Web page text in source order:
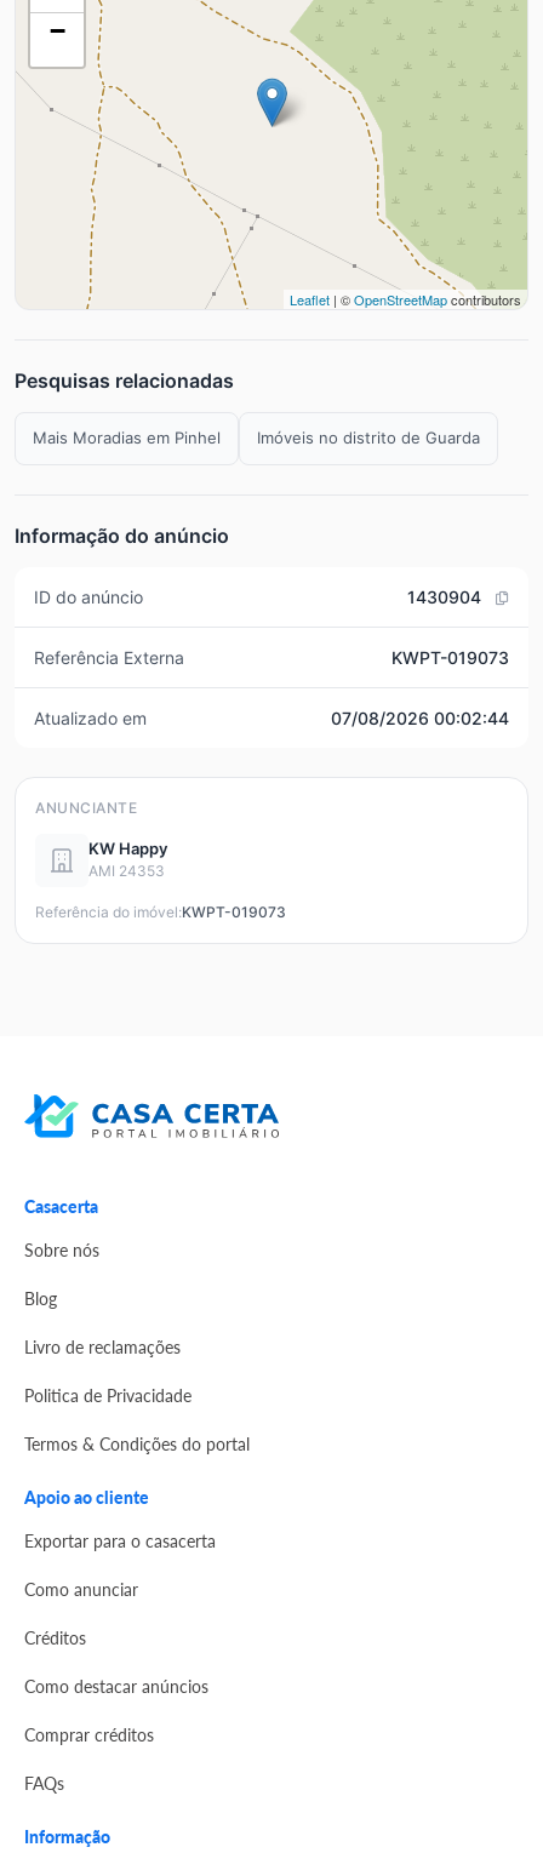
−
Leaflet | ©OpenStreetMapcontributors
Pesquisas relacionadas
Mais Moradias em Pinhel Imóveis no distrito de Guarda
Informação do anúncio
ID do anúncio 1430904
Referência Externa KWPT-019073
Atualizado em 07/08/2026 00:02:44
ANUNCIANTE
KW Happy
AMI 24353
Referência do imóvel:KWPT-019073
Casacerta
Sobre nós
Blog
Livro de reclamações
Politica de Privacidade
Termos & Condições do portal
Apoio ao cliente
Exportar para o casacerta
Como anunciar
Créditos
Como destacar anúncios
Comprar créditos
FAQs
Informação